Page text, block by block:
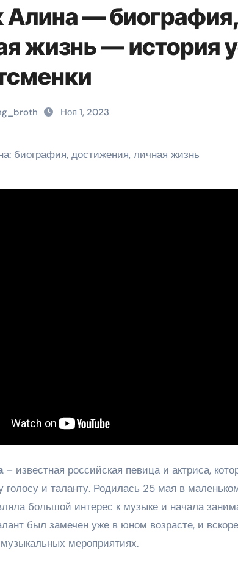
—
жизнь — история
Ноя 1, 2023
– известная российская певица и актриса,
голосу и таланту. Родилась 25 мая в
большой интерес к музыке и начала
был замечен уже в юном возрасте, и
музыкальных мероприятиях.